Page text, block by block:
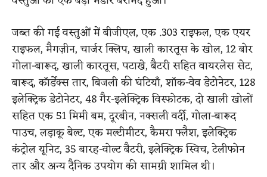
जब्त की गई वस्तुओं में बीजीएल, एक .303 राइफल, एक एयर
राइफल, मैगज़ीन, चार्जर क्लिप, खाली कारतूस के खोल, 12 बोर
गोला-बारूद, खाली कारतूस, पटाखे, बैटरी सहित वायरलेस सेट,
बारूद, कॉर्डेक्स तार, बिजली की घंटियाँ, शॉक-वेव डेटोनेटर, 128
इलेक्ट्रिक डेटोनेटर, 48 गैर-इलेक्ट्रिक विस्फोटक, दो खाली खोलों
सहित एक 51 मिमी बम, दूरबीन, नक्सली वर्दी, गोला-बारूद
पाउच, लड़ाकू बेल्ट, एक मल्टीमीटर, कैमरा फ्लैश, इलेक्ट्रिक
कंट्रोल यूनिट, 35 बारह-वोल्ट बैटरी, इलेक्ट्रिक स्विच, टेलीफोन
तार और अन्य दैनिक उपयोग की सामग्री शामिल थी।